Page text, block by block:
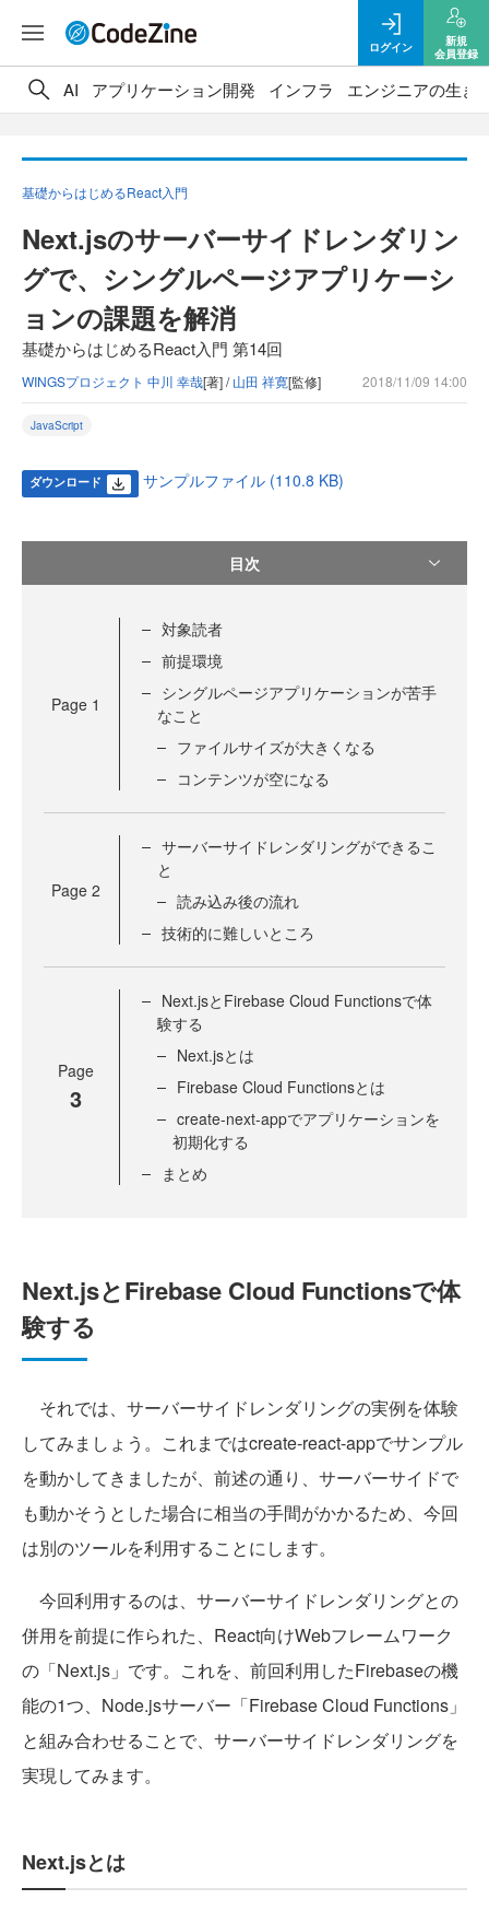
ログイン
新規
会員登録
AI アプリケーション開発 インフラ エンジニアの生き
基礎からはじめるReact入門
Next.jsのサーバーサイドレンダリン
グで、シングルページアプリケーシ
ョンの課題を解消
基礎からはじめるReact入門 第14回
WINGSプロジェクト 中川 幸哉[著] /山田 祥寛[監修] 2018/11/09 14:00
JavaScript
ダウンロード サンプルファイル (110.8 KB)
目次
Page 1
対象読者
前提環境
シングルページアプリケーションが苦手
なこと
ファイルサイズが大きくなる
コンテンツが空になる
Page 2
サーバーサイドレンダリングができるこ
と
読み込み後の流れ
技術的に難しいところ
Page
3
Next.jsとFirebase Cloud Functionsで体
験する
Next.jsとは
Firebase Cloud Functionsとは
create-next-appでアプリケーションを
初期化する
まとめ
Next.jsとFirebase Cloud Functionsで体
験する
それでは、サーバーサイドレンダリングの実例を体験
してみましょう。これまではcreate-react-appでサンプル
を動かしてきましたが、前述の通り、サーバーサイドで
も動かそうとした場合に相当の手間がかかるため、今回
は別のツールを利用することにします。
今回利用するのは、サーバーサイドレンダリングとの
併用を前提に作られた、React向けWebフレームワーク
の「Next.js」です。これを、前回利用したFirebaseの機
能の1つ、Node.jsサーバー「Firebase Cloud Functions」
と組み合わせることで、サーバーサイドレンダリングを
実現してみます。
Next.jsとは